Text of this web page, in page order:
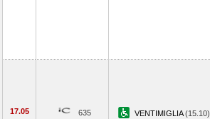
17.05 635 VENTIMIGLIA(15.10)